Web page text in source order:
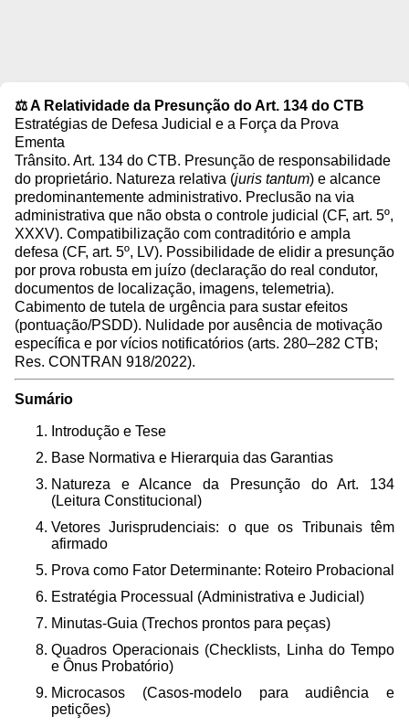
⚖️ A Relatividade da Presunção do Art. 134 do CTB
Estratégias de Defesa Judicial e a Força da Prova
Ementa
Trânsito. Art. 134 do CTB. Presunção de responsabilidade
do proprietário. Natureza relativa (juris tantum) e alcance
predominantemente administrativo. Preclusão na via
administrativa que não obsta o controle judicial (CF, art. 5º,
XXXV). Compatibilização com contraditório e ampla
defesa (CF, art. 5º, LV). Possibilidade de elidir a presunção
por prova robusta em juízo (declaração do real condutor,
documentos de localização, imagens, telemetria).
Cabimento de tutela de urgência para sustar efeitos
(pontuação/PSDD). Nulidade por ausência de motivação
específica e por vícios notificatórios (arts. 280–282 CTB;
Res. CONTRAN 918/2022).
Sumário
Introdução e Tese
Base Normativa e Hierarquia das Garantias
Natureza e Alcance da Presunção do Art. 134
(Leitura Constitucional)
Vetores Jurisprudenciais: o que os Tribunais têm
afirmado
Prova como Fator Determinante: Roteiro Probacional
Estratégia Processual (Administrativa e Judicial)
Minutas-Guia (Trechos prontos para peças)
Quadros Operacionais (Checklists, Linha do Tempo
e Ônus Probatório)
Microcasos (Casos-modelo para audiência e
petições)